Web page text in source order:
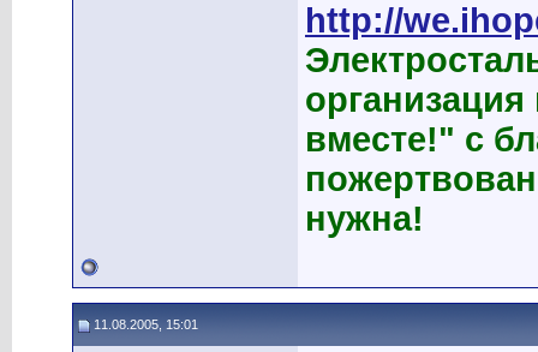
http://
вместе!" с
нужна!
11.08.2005, 15:01